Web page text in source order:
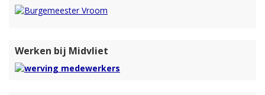
Werken bij Midvliet